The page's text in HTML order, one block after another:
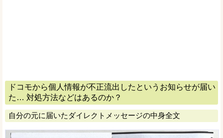
ドコモから個人情報が不正流出したというお知らせが届い
た… 対処方法などはあるのか？
自分の元に届いたダイレクトメッセージの中身全文